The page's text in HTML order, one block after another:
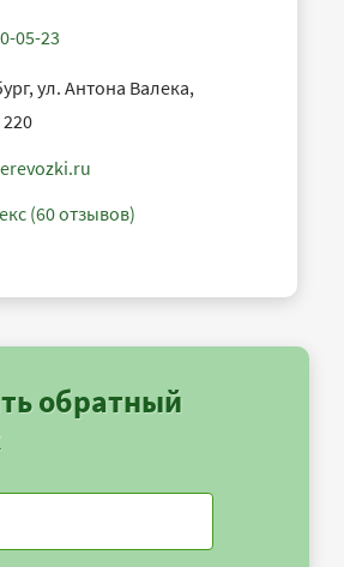
05-23
ул. Антона Валека,
(60 отзывов)
обратный